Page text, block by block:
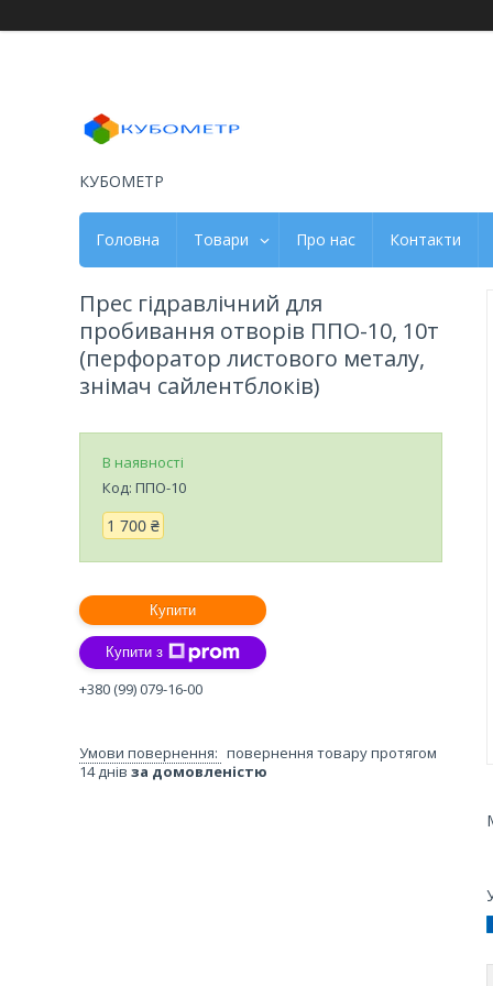
КУБОМЕТР
Головна Товари Про нас Контакти
Прес гідравлічний для
пробивання отворів ППО-10, 10т
(перфоратор листового металу,
знімач сайлентблоків)
В наявності
Код: ППО-10
1 700 ₴
Купити
Купити з
+380 (99) 079-16-00
повернення товару протягом
14 днів за домовленістю